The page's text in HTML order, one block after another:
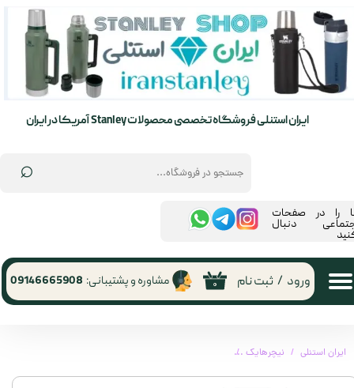
⌕
ایران استنلی فروشگاه تخصصی محصولات Stanley آمریکا در ایران
۰ ورود / ثبت نام
حساب کاربری من
تغییر گذر واژه
مشاوره و پشتیبانی: 09146665908
را در صفحات
دنبال
ایران استنلی نیچرهایک